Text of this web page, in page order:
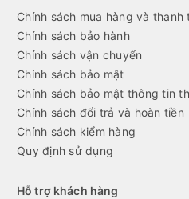
Chính sách mua hàng và thanh
Chính sách bảo hành
Chính sách vận chuyển
Chính sách bảo mật
Chính sách bảo mật thông tin
Chính sách đổi trả và hoàn tiền
Chính sách kiểm hàng
Quy định sử dụng
Hỗ trợ khách hàng